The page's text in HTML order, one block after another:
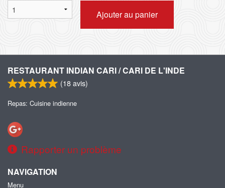
Ajouter au panier
RESTAURANT INDIAN CARI / CARI DE L'INDE
(18avis)
Repas: Cuisine indienne
Rapporter un problème
NAVIGATION
Menu